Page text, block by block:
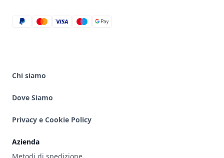
paypal
mastercard
visa
maestro
google_pay
Chi siamo
Dove Siamo
Privacy e Cookie Policy
Azienda